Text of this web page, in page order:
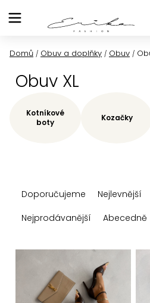
na
Domů / Obuv a doplňky / Obuv /
Obuv XL
Kotníkové
boty
Kozačky
a
n
Doporučujeme Nejlevnější
Nejprodávanější
Abecedně